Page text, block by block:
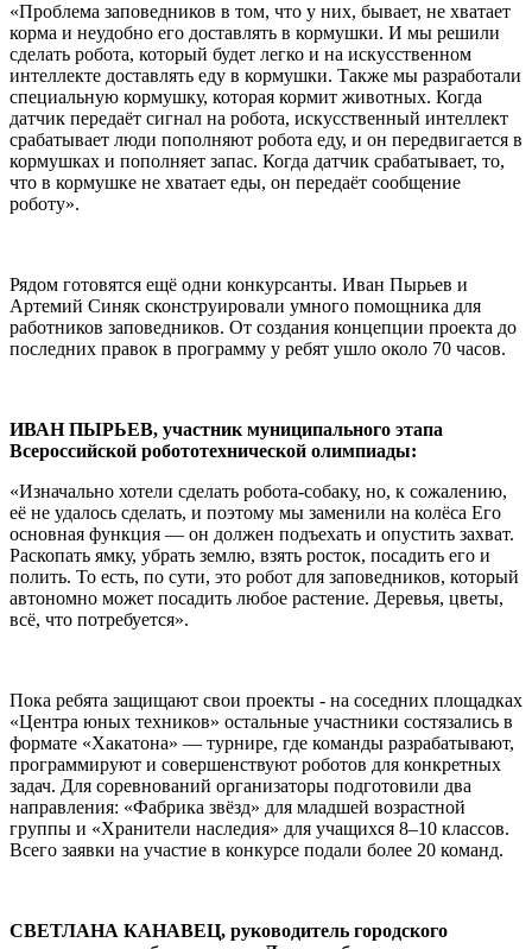
«Проблема заповедников в том, что у них, бывает, не хватает
корма и неудобно его доставлять в кормушки. И мы решили
сделать робота, который будет легко и на искусственном
интеллекте доставлять еду в кормушки. Также мы разработали
специальную кормушку, которая кормит животных. Когда
датчик передаёт сигнал на робота, искусственный интеллект
срабатывает люди пополняют робота еду, и он передвигается в
кормушках и пополняет запас. Когда датчик срабатывает, то,
что в кормушке не хватает еды, он передаёт сообщение
роботу».
Рядом готовятся ещё одни конкурсанты. Иван Пырьев и
Артемий Синяк сконструировали умного помощника для
работников заповедников. От создания концепции проекта до
последних правок в программу у ребят ушло около 70 часов.
ИВАН ПЫРЬЕВ, участник муниципального этапа
Всероссийской робототехнической олимпиады:
«Изначально хотели сделать робота-собаку, но, к сожалению,
её не удалось сделать, и поэтому мы заменили на колёса Его
основная функция — он должен подъехать и опустить захват.
Раскопать ямку, убрать землю, взять росток, посадить его и
полить. То есть, по сути, это робот для заповедников, который
автономно может посадить любое растение. Деревья, цветы,
всё, что потребуется».
Пока ребята защищают свои проекты - на соседних площадках
«Центра юных техников» остальные участники состязались в
формате «Хакатона» — турнире, где команды разрабатывают,
программируют и совершенствуют роботов для конкретных
задач. Для соревнований организаторы подготовили два
направления: «Фабрика звёзд» для младшей возрастной
группы и «Хранители наследия» для учащихся 8–10 классов.
Всего заявки на участие в конкурсе подали более 20 команд.
СВЕТЛАНА КАНАВЕЦ, руководитель городского